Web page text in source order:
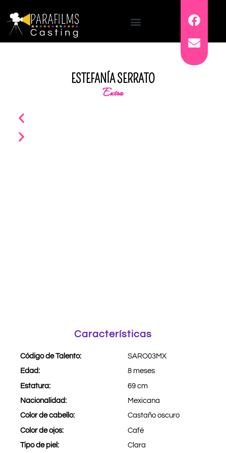
ESTEFANÍA SERRATO
Extra
Características
Código de Talento:
Edad:
Estatura:
Nacionalidad:
Color de cabello:
Color de ojos:
Tipo de piel:
SARO03MX
8 meses
69 cm
Mexicana
Castaño oscuro
Café
Clara